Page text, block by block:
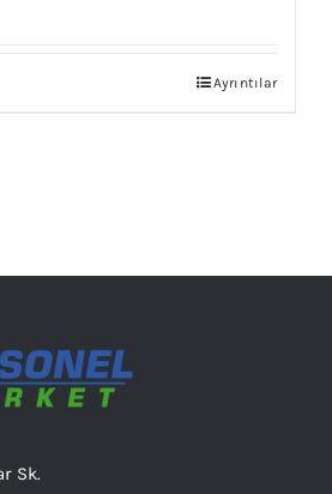
Ayrıntılar
Sk.